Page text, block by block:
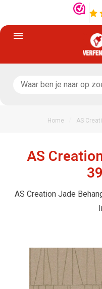
Home AS
AS
AS Creation Jade